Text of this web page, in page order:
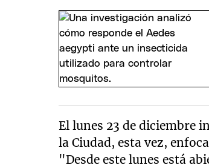
El lunes 23 de diciembre
la Ciudad, esta vez,
"Desde este lunes está